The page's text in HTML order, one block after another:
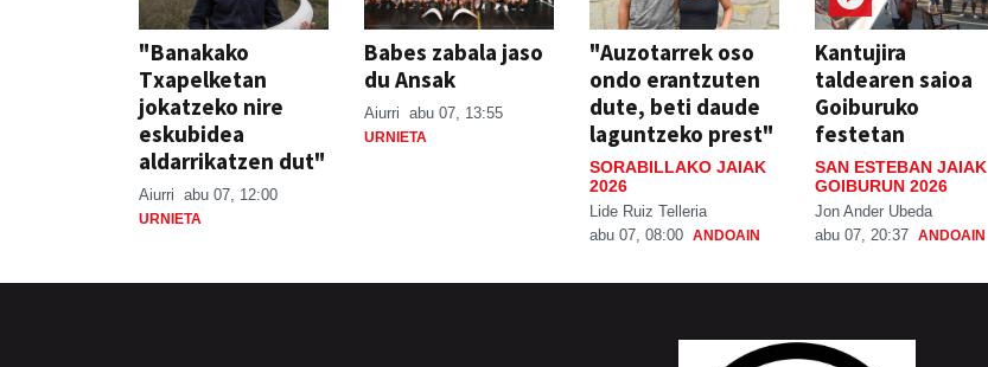
"Banakako
Txapelketan
jokatzeko nire
eskubidea
aldarrikatzen dut"
Aiurri abu 07, 12:00
URNIETA
Babes zabala jaso
du Ansak
Aiurri abu 07, 13:55
URNIETA
"Auzotarrek oso
ondo erantzuten
dute, beti daude
laguntzeko prest"
SORABILLAKO JAIAK
2026
Lide Ruiz Telleria
abu 07, 08:00 ANDOAIN
Kantujira
taldearen saioa
Goiburuko
festetan
SAN ESTEBAN JAIAK
GOIBURUN 2026
Jon Ander Ubeda
abu 07, 20:37 ANDOAIN